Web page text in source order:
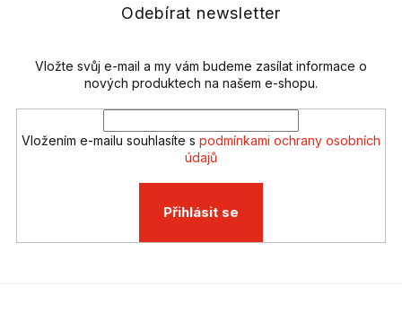
í
v
k
ý
p
i
s
Odebírat newsletter
Vložte svůj e-mail a my vám budeme zasílat informace o
nových produktech na našem e-shopu.
Vložením e-mailu souhlasíte s podmínkami ochrany osobních
údajů
Přihlásit se